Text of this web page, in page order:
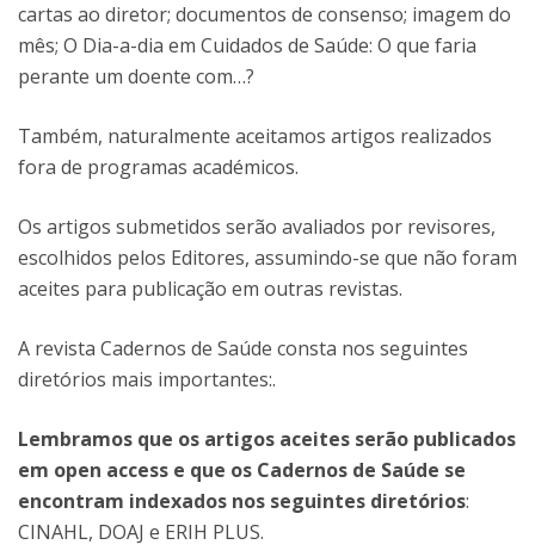
cartas ao diretor; documentos de consenso; imagem do
mês; O Dia-a-dia em Cuidados de Saúde: O que faria
perante um doente com…?
Também, naturalmente aceitamos artigos realizados
fora de programas académicos.
Os artigos submetidos serão avaliados por revisores,
escolhidos pelos Editores, assumindo-se que não foram
aceites para publicação em outras revistas.
A revista Cadernos de Saúde consta nos seguintes
diretórios mais importantes:.
Lembramos que os artigos aceites serão publicados
em open access e que os Cadernos de Saúde se
encontram indexados nos seguintes diretórios:
CINAHL, DOAJ e ERIH PLUS.